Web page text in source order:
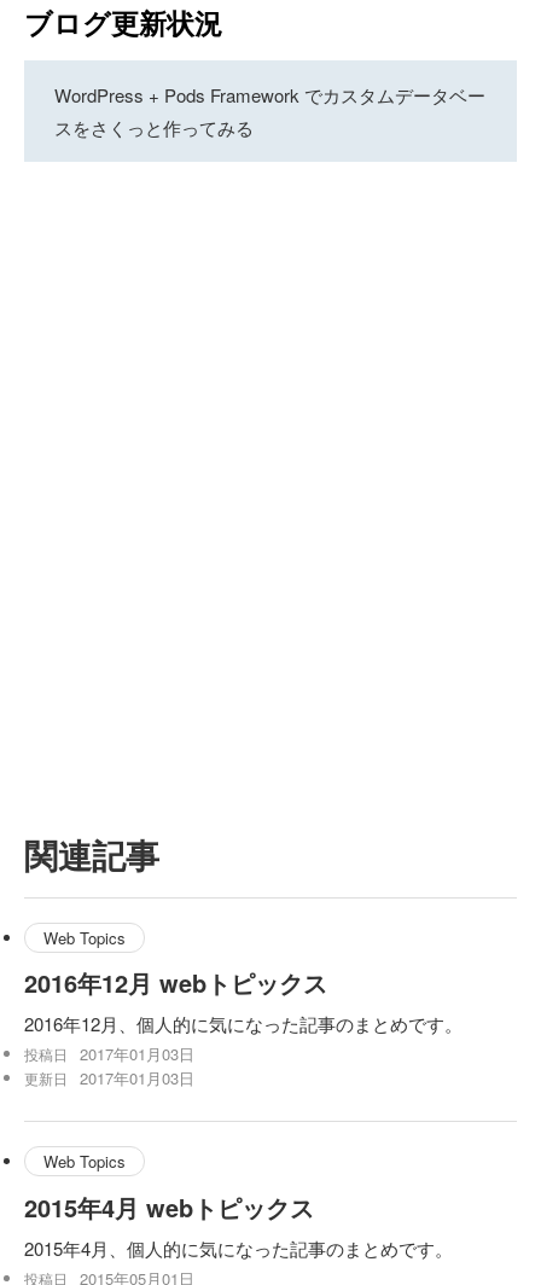
ブログ更新状況
WordPress + Pods Framework でカスタムデータベー
スをさくっと作ってみる
関連記事
Web Topics
2016年12月 webトピックス
2016年12月、個人的に気になった記事のまとめです。
投稿日 2017年01月03日
更新日 2017年01月03日
Web Topics
2015年4月 webトピックス
2015年4月、個人的に気になった記事のまとめです。
投稿日 2015年05月01日